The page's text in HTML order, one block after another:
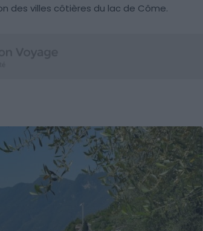
des villes côtières du lac de Côme.